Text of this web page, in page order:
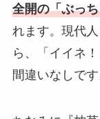
全開の「ぶっ
れます。現代
ら、「イイネ
間違いなしです